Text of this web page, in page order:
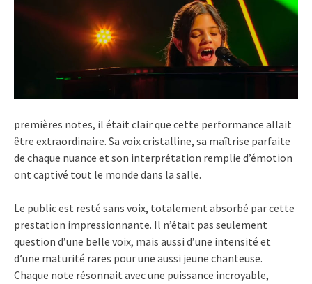
premières notes, il était clair que cette performance allait
être extraordinaire. Sa voix cristalline, sa maîtrise parfaite
de chaque nuance et son interprétation remplie d’émotion
ont captivé tout le monde dans la salle.
Le public est resté sans voix, totalement absorbé par cette
prestation impressionnante. Il n’était pas seulement
question d’une belle voix, mais aussi d’une intensité et
d’une maturité rares pour une aussi jeune chanteuse.
Chaque note résonnait avec une puissance incroyable,